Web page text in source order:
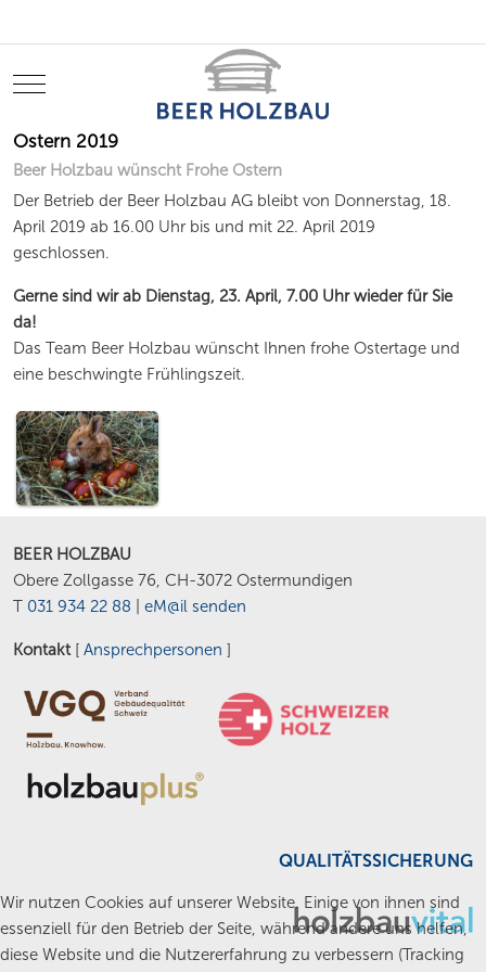
Mobile Menu Toggle
Ostern 2019
Beer Holzbau wünscht Frohe Ostern
Der Betrieb der Beer Holzbau AG bleibt von Donnerstag, 18.
April 2019 ab 16.00 Uhr bis und mit 22. April 2019
geschlossen.
Gerne sind wir ab Dienstag, 23. April, 7.00 Uhr wieder für Sie
da!
Das Team Beer Holzbau wünscht Ihnen frohe Ostertage und
eine beschwingte Frühlingszeit.
BEER HOLZBAU
Obere Zollgasse 76, CH-3072 Ostermundigen
T 031 934 22 88 eM@il senden
Kontakt [ Ansprechpersonen ]
QUALITÄTSSICHERUNG
Wir nutzen Cookies auf unserer Website. Einige von ihnen sind
essenziell für den Betrieb der Seite, während andere uns helfen,
diese Website und die Nutzererfahrung zu verbessern (Tracking